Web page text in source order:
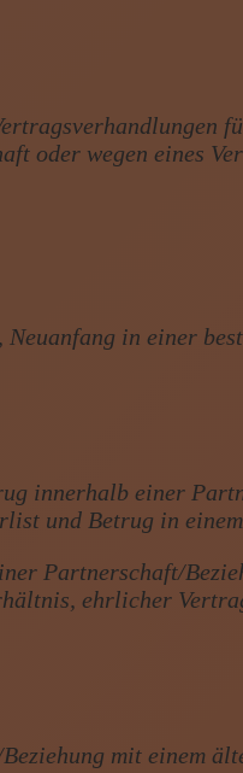
oder wegen eines
in einer
innerhalb einer
und Betrug in
Partnerschaft/
ehrlicher
mit einem